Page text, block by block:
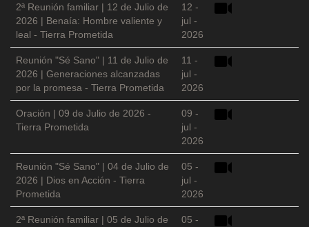
2ª Reunión familiar | 12 de Julio de
2026 | Benaía: Hombre valiente y
leal - Tierra Prometida
12 -
jul -
2026
Reunión "Sé Sano" | 11 de Julio de
2026 | Generaciones alcanzadas
por la promesa - Tierra Prometida
11 -
jul -
2026
Oración | 09 de Julio de 2026 -
Tierra Prometida
09 -
jul -
2026
Reunión "Sé Sano" | 04 de Julio de
2026 | Dios en Acción - Tierra
Prometida
05 -
jul -
2026
2ª Reunión familiar | 05 de Julio de
05 -